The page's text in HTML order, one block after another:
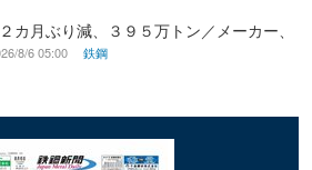
カ月ぶり減、３９５万トン／メーカー、
8/6 05:00 鉄鋼